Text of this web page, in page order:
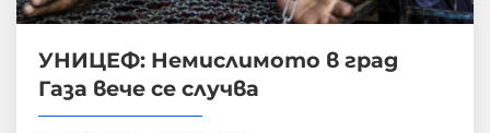
УНИЦЕФ: Немислимото в град
Газа вече се случва